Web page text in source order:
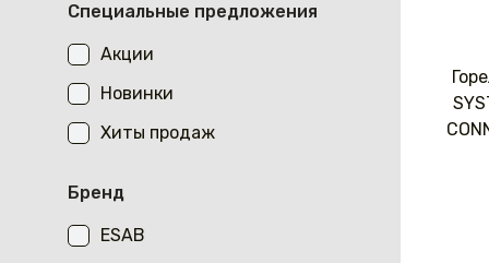
Специальные предложения
Акции
Новинки
Хиты продаж
Бренд
ESAB